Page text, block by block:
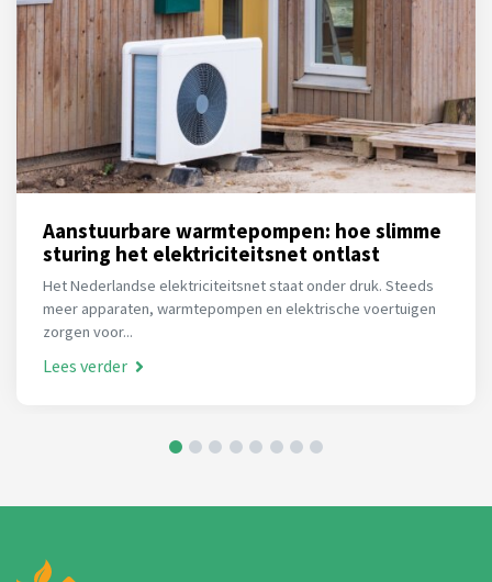
Aanstuurbare warmtepompen: hoe slimme
sturing het elektriciteitsnet ontlast
Het Nederlandse elektriciteitsnet staat onder druk. Steeds
meer apparaten, warmtepompen en elektrische voertuigen
zorgen voor...
Lees verder